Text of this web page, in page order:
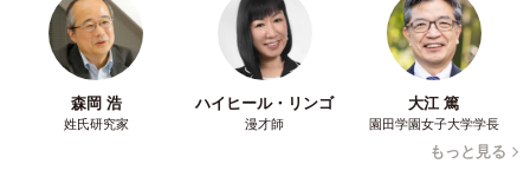
丼太郎が多くの方々にとって、青春時代やお金のない新社
会人時代を語る上において、欠かせない存在なのだと思い
ました。 また、そういったお話を聞けて、たとえ倒産して
しまった会社といえど誰かの人生にとって本当に大事な店
だったのだと実感しました。 そして今回の私の投稿で牛丼
森岡 浩
姓氏研究家
ハイヒール・リンゴ
漫才師
大江 篤
園田学園女子大学学長
もっと見る